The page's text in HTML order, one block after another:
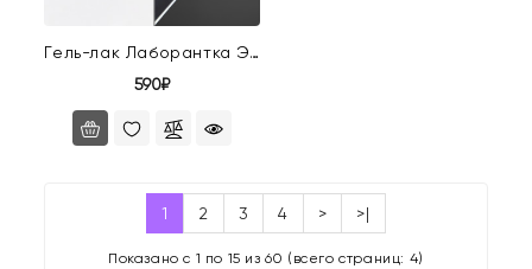
Гель-лак Лаборантка Эми Вонг
590₽
1 2 3 4 > >|
Показано с 1 по 15 из 60 (всего страниц: 4)